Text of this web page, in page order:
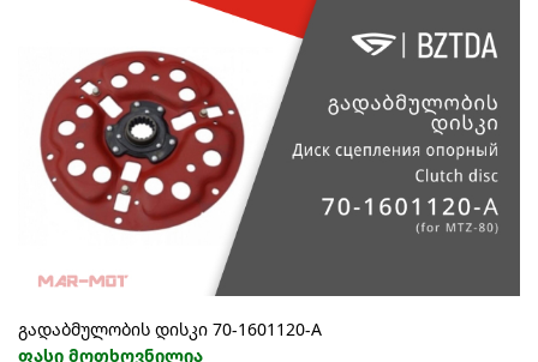
გადაბმულობის დისკი 70-1601120-А
ფასი მოთხოვნილია